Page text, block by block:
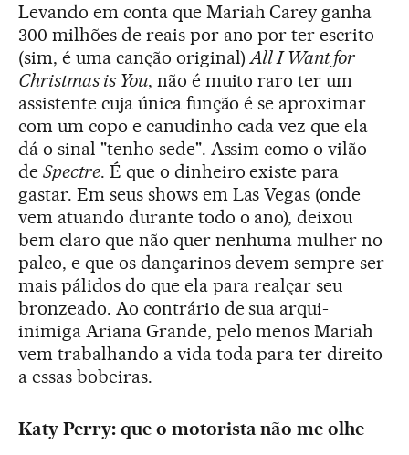
Levando em conta que Mariah Carey ganha
300 milhões de reais por ano por ter escrito
(sim, é uma canção original)All I Want for
Christmas is You, não é muito raro ter um
assistente cuja única função é se aproximar
com um copo e canudinho cada vez que ela
dá o sinal "tenho sede". Assim como o vilão
de Spectre. É que o dinheiro existe para
gastar. Em seus shows em Las Vegas (onde
vem atuando durante todo o ano), deixou
bem claro que não quer nenhuma mulher no
palco, e que os dançarinos devem sempre ser
mais pálidos do que ela para realçar seu
bronzeado. Ao contrário de sua arqui-
inimiga Ariana Grande, pelo menos Mariah
vem trabalhando a vida toda para ter direito
a essas bobeiras.
Katy Perry: que o motorista não me olhe